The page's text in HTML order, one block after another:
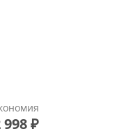
998 ₽